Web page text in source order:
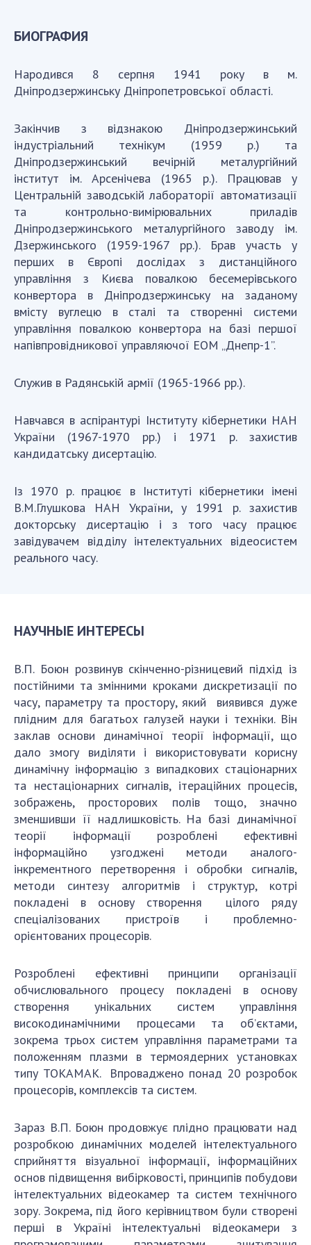
Контакты
Новости
100-ЛЕТИЕ СО ДНЯ РОЖДЕНИЯ В.М. ГЛУШКОВА
БИОГРАФИЯ
Народився 8 серпня 1941 року в м.
Дніпродзержинську Дніпропетровської області.
Закінчив з відзнакою Дніпродзержинський
індустріальний технікум (1959 р.) та
Дніпродзержинський вечірній металургійний
інститут ім. Арсенічева (1965 р.). Працював у
Центральній заводській лабораторії автоматизації
та контрольно-вимірювальних приладів
Дніпродзержинського металургійного заводу ім.
Дзержинського (1959-1967 рр.). Брав участь у
перших в Європі дослідах з дистанційного
управління з Києва повалкою бесемерівського
конвертора в Дніпродзержинську на заданому
вмісту вуглецю в сталі та створенні системи
управління повалкою конвертора на базі першої
напівпровідникової управляючої ЕОМ „Днепр-1”.
Служив в Радянській армії (1965-1966 рр.).
Навчався в аспірантурі Інституту кібернетики НАН
України (1967-1970 рр.) і 1971 р. захистив
кандидатську дисертацію.
Із 1970 р. працює в Інституті кібернетики імені
В.М.Глушкова НАН України, у 1991 р. захистив
докторську дисертацію і з того часу працює
завідувачем відділу інтелектуальних відеосистем
реального часу.
НАУЧНЫЕ ИНТЕРЕСЫ
В.П. Боюн розвинув скінченно-різницевий підхід із
постійними та змінними кроками дискретизації по
часу, параметру та простору, який виявився дуже
плідним для багатьох галузей науки і техніки. Він
заклав основи динамічної теорії інформації, що
дало змогу виділяти і використовувати корисну
динамічну інформацію з випадкових стаціонарних
та нестаціонарних сигналів, ітераційних процесів,
зображень, просторових полів тощо, значно
зменшивши її надлишковість. На базі динамічної
теорії інформації розроблені ефективні
інформаційно узгоджені методи аналого-
інкрементного перетворення і обробки сигналів,
методи синтезу алгоритмів і структур, котрі
покладені в основу створення цілого ряду
спеціалізованих пристроїв і проблемно-
орієнтованих процесорів.
Розроблені ефективні принципи організації
обчислювального процесу покладені в основу
створення унікальних систем управління
високодинамічними процесами та об’єктами,
зокрема трьох систем управління параметрами та
положенням плазми в термоядерних установках
типу ТОКАМАК. Впроваджено понад 20 розробок
процесорів, комплексів та систем.
Зараз В.П. Боюн продовжує плідно працювати над
розробкою динамічних моделей інтелектуального
сприйняття візуальної інформації, інформаційних
основ підвищення вибірковості, принципів побудови
інтелектуальних відеокамер та систем технічного
зору. Зокрема, під його керівництвом були створені
перші в Україні інтелектуальні відеокамери з